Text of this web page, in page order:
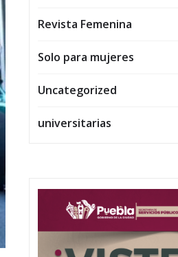
Revista Femenina
Solo para mujeres
Uncategorized
universitarias